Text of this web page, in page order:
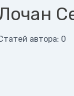
автора: 0